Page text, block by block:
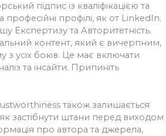
підпис із кваліфікацією та
профілі, як от LinkedIn.
Експертизу та Авторитетність.
контент, який є вичерпним,
усіх боків. Це має включати
та інсайти. Припиніть
також залишається
застібнути штани перед виходом
про автора та джерела,